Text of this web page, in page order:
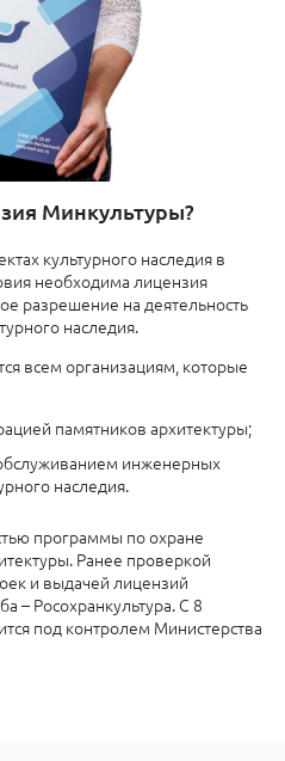
Минкультуры?
культурного наследия в
необходима лицензия
разрешение на деятельность
наследия.
всем организациям, которые
памятников архитектуры;
инженерных
наследия.
программы по охране
Ранее проверкой
и выдачей лицензий
– Росохранкультура. С 8
под контролем Министерства